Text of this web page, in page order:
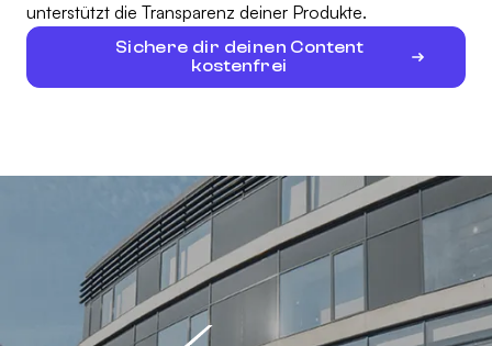
unterstützt die Transparenz deiner Produkte.
Sichere dir deinen Content
kostenfrei